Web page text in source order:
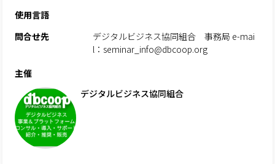
使用言語
問合せ先
デジタルビジネス協同組合 事務局 e-mai
l：seminar_info@dbcoop.org
主催
デジタルビジネス協同組合